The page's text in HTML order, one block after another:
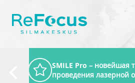
SMILE Pro – новейшая
проведения лазерной